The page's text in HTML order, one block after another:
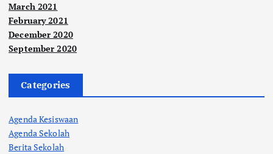
March 2021
February 2021
December 2020
September 2020
Categories
Agenda Kesiswaan
Agenda Sekolah
Berita Sekolah